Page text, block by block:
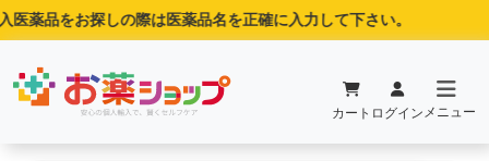
薬品をお探しの際は医薬品名を正確に入力して下さい。
カート ログイン メニュー